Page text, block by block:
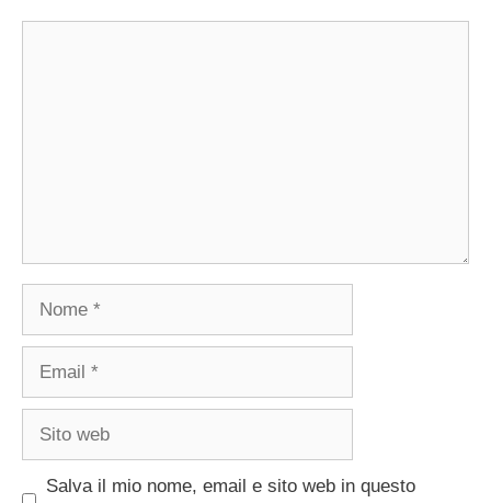
Salva il mio nome, email e sito web in questo